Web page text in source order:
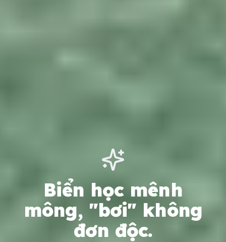
Biển học mênh
mông, "bơi" không
đơn độc.